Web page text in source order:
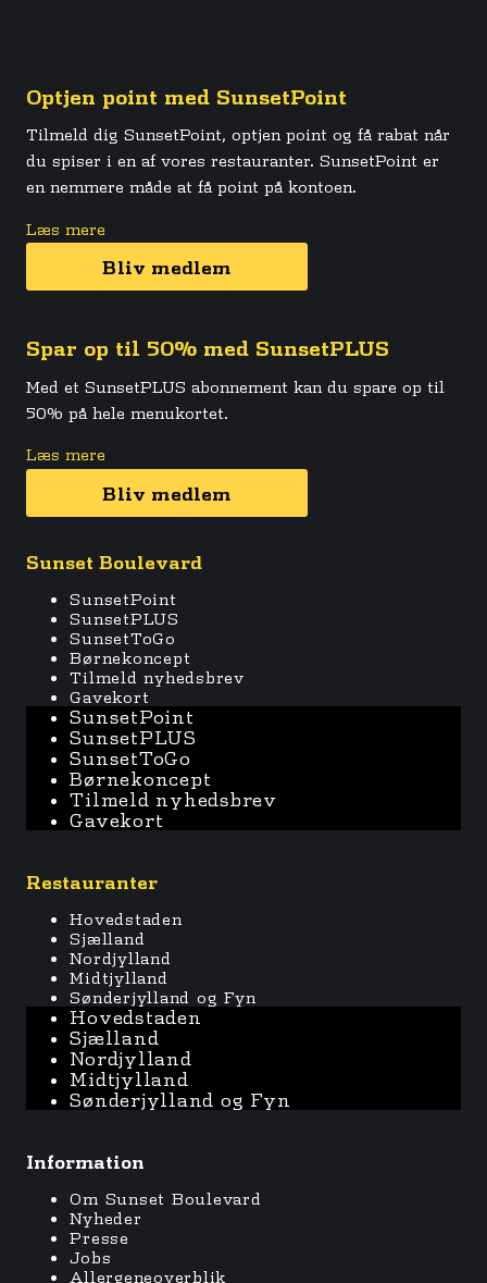
Optjen point med SunsetPoint
Tilmeld dig SunsetPoint, optjen point og få rabat når
du spiser i en af vores restauranter. SunsetPoint er
en nemmere måde at få point på kontoen.
Læs mere
Bliv medlem
Spar op til 50% med SunsetPLUS
Med et SunsetPLUS abonnement kan du spare op til
50% på hele menukortet.
Læs mere
Bliv medlem
Sunset Boulevard
SunsetPoint
SunsetPLUS
SunsetToGo
Børnekoncept
Tilmeld nyhedsbrev
Gavekort
SunsetPoint
SunsetPLUS
SunsetToGo
Børnekoncept
Tilmeld nyhedsbrev
Gavekort
Restauranter
Hovedstaden
Sjælland
Nordjylland
Midtjylland
Sønderjylland og Fyn
Hovedstaden
Sjælland
Nordjylland
Midtjylland
Sønderjylland og Fyn
Information
Om Sunset Boulevard
Nyheder
Presse
Jobs
Allergeneoverblik